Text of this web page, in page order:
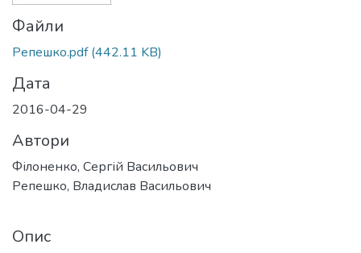
Файли
Репешко.pdf(442.11 KB)
Дата
2016-04-29
Автори
Філоненко, Сергій Васильович
Репешко, Владислав Васильович
Опис